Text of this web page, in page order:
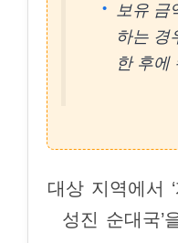
보유 금
하는 경
한 후에
대상 지역에서
성진 순대국’